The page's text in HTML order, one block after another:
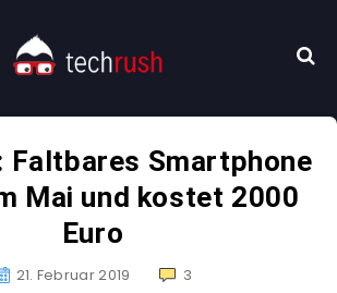
Faltbares Smartphone
Mai und kostet 2000
Euro
21. Februar 2019 3